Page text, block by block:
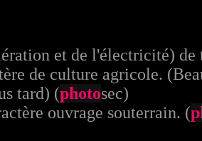
et de l'électricité)
de culture agricole.
tard) (photosec)
ouvrage souterrain. (